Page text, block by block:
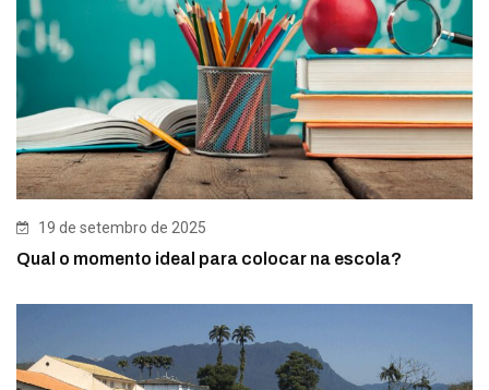
19 de setembro de 2025
Qual o momento ideal para colocar na escola?